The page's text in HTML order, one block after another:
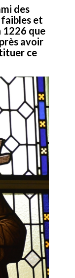
des
faibles et
1226 que
avoir
ce